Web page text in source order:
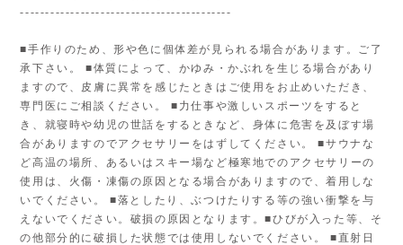
------------------------------------------
■手作りのため、形や色に個体差が見られる場合があります。ご了
承下さい。 ■体質によって、かゆみ・かぶれを生じる場合があり
ますので、皮膚に異常を感じたときはご使用をお止めいただき、
専門医にご相談ください。 ■力仕事や激しいスポーツをすると
き、就寝時や幼児の世話をするときなど、身体に危害を及ぼす場
合がありますのでアクセサリーをはずしてください。 ■サウナな
ど高温の場所、あるいはスキー場など極寒地でのアクセサリーの
使用は、火傷・凍傷の原因となる場合がありますので、着用しな
いでください。 ■落としたり、ぶつけたりする等の強い衝撃を与
えないでください。破損の原因となります。■ひびが入った等、そ
の他部分的に破損した状態では使用しないでください。 ■直射日